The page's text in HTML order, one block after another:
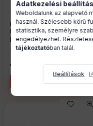
Ravensburger 19678 -
Hamupipőke - 1000 db-os
puzzle
Raktáron
4 490
Adatkezelési
Weboldalunk az alapvető
használ. Szélesebb körű
statisztika, személyre
engedélyezhet.
tájékoztatóban talál.
Beállítások